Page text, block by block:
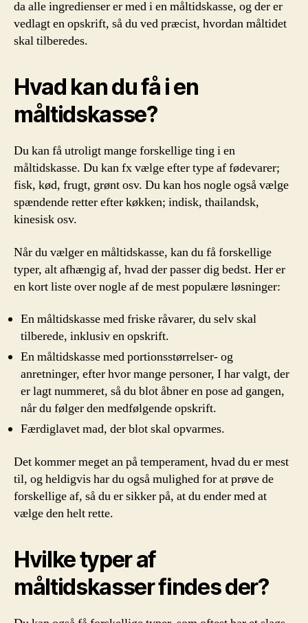
da alle ingredienser er med i en måltidskasse, og der er
vedlagt en opskrift, så du ved præcist, hvordan måltidet
skal tilberedes.
Hvad kan du få i en
måltidskasse?
Du kan få utroligt mange forskellige ting i en
måltidskasse. Du kan fx vælge efter type af fødevarer;
fisk, kød, frugt, grønt osv. Du kan hos nogle også vælge
spændende retter efter køkken; indisk, thailandsk,
kinesisk osv.
Når du vælger en måltidskasse, kan du få forskellige
typer, alt afhængig af, hvad der passer dig bedst. Her er
en kort liste over nogle af de mest populære løsninger:
En måltidskasse med friske råvarer, du selv skal
tilberede, inklusiv en opskrift.
En måltidskasse med portionsstørrelser- og
anretninger, efter hvor mange personer, I har valgt, der
er lagt nummeret, så du blot åbner en pose ad gangen,
når du følger den medfølgende opskrift.
Færdiglavet mad, der blot skal opvarmes.
Det kommer meget an på temperament, hvad du er mest
til, og heldigvis har du også mulighed for at prøve de
forskellige af, så du er sikker på, at du ender med at
vælge den helt rette.
Hvilke typer af
måltidskasser findes der?